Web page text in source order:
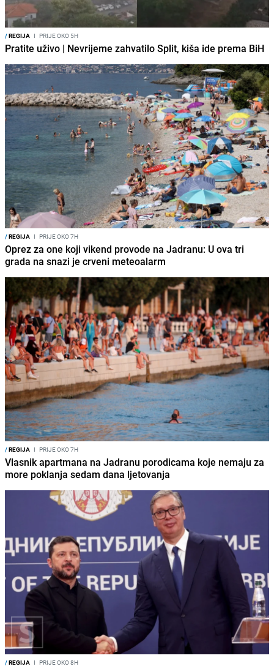
/REGIJA I PRIJE OKO 5H
Pratite uživo | Nevrijeme zahvatilo Split, kiša ide prema BiH
/REGIJA I PRIJE OKO 7H
Oprez za one koji vikend provode na Jadranu: U ova tri
grada na snazi je crveni meteoalarm
/REGIJA I PRIJE OKO 7H
Vlasnik apartmana na Jadranu porodicama koje nemaju za
more poklanja sedam dana ljetovanja
/REGIJA I PRIJE OKO 8H